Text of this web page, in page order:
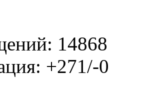
14868
+271/-0